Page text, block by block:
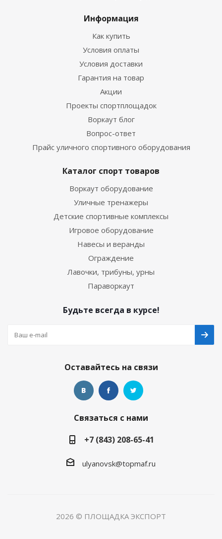
Информация
Как купить
Условия оплаты
Условия доставки
Гарантия на товар
Акции
Проекты спортплощадок
Воркаут блог
Вопрос-ответ
Прайс уличного спортивного оборудования
Каталог спорт товаров
Воркаут оборудование
Уличные тренажеры
Детские спортивные комплексы
Игровое оборудование
Навесы и веранды
Ограждение
Лавочки, трибуны, урны
Параворкаут
Будьте всегда в курсе!
Оставайтесь на связи
Связаться с нами
+7 (843) 208-65-41
ulyanovsk@topmaf.ru
2026 © ПЛОЩАДКА ЭКСПОРТ